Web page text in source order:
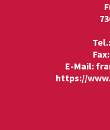
E-Mail:
https://